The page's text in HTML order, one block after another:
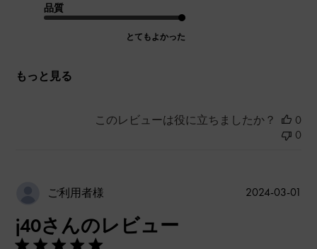
品質
とてもよかった
もっと見る
このレビューは役に立ちましたか？
0
0
ご利用者様
j40さんのレビュー
2024-03-01